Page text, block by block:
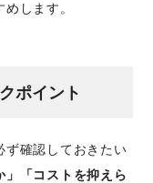
します。
ポイント
ず確認しておきたい
」「コストを抑えら